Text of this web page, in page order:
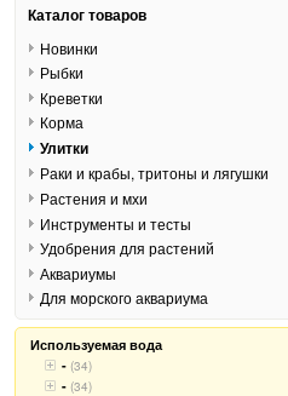
Каталог товаров
Новинки
Рыбки
Креветки
Корма
Улитки
Раки и крабы, тритоны и лягушки
Растения и мхи
Инструменты и тесты
Удобрения для растений
Аквариумы
Для морского аквариума
Используемая вода
- (34)
- (34)